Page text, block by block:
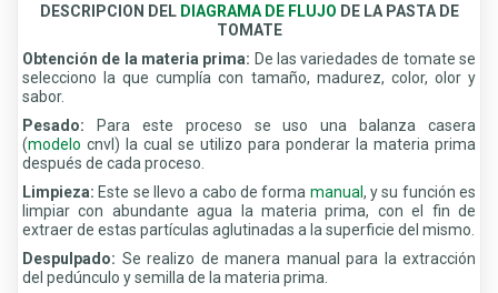
DESCRIPCION DEL DIAGRAMA DE FLUJO DE LA PASTA DE
TOMATE
Obtención de la materia prima: De las variedades de tomate se
selecciono la que cumplía con tamaño, madurez, color, olor y
sabor.
Pesado: Para este proceso se uso una balanza casera
(modelo cnvl) la cual se utilizo para ponderar la materia prima
después de cada proceso.
Limpieza: Este se llevo a cabo de forma manual, y su función es
limpiar con abundante agua la materia prima, con el fin de
extraer de estas partículas aglutinadas a la superficie del mismo.
Despulpado: Se realizo de manera manual para la extracción
del pedúnculo y semilla de la materia prima.